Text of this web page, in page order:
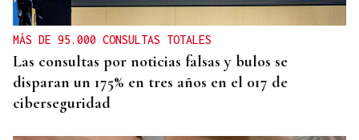
MÁS DE 95.000 CONSULTAS TOTALES
Las consultas por noticias falsas y bulos se
disparan un 175% en tres años en el 017 de
ciberseguridad